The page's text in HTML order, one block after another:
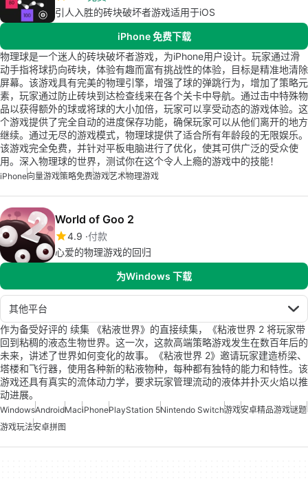
引人入胜的砖块破坏者游戏适用于iOS
iPhone 免费下载
物理球是一个迷人的砖块破坏者游戏，为iPhone用户设计。玩家通过滑
动手指将球扔向砖块，体验有趣而富有挑战性的体验，目标是精准地清除
屏幕。该游戏具有完美的物理引擎，增强了球的弹跳行为，增加了策略元
素，玩家通过防止砖块到达检查线来在各个关卡中导航。通过击中特殊物
品以获得额外的球或将球的大小加倍，玩家可以享受动态的游戏体验。这
个游戏提供了完全自动的进度保存功能，确保玩家可以从他们离开的地方
继续。通过无尽的游戏模式，物理球提供了适合所有年龄段的无限娱乐。
该游戏完全免费，并针对平板电脑进行了优化，使其可供广泛的受众使
用。深入物理球的世界，测试你在这个令人上瘾的游戏中的技能！
iPhone向量游戏策略免费游戏艺术物理游戏
World of Goo 2
4.9 付款
心爱的物理游戏的回归
为Windows 下载
其他平台
作为备受好评的 续集 《粘液世界》的直接续集，《粘液世界 2 将玩家带
回到粘稠的液态生物世界。这一次，这款高端策略游戏发生在数百年后的
未来，讲述了世界如何变化的故事。《粘液世界 2》邀请玩家建造桥梁、
塔楼和飞行器，使用各种新的粘液物种，每种都有独特的能力和特性。该
游戏还具有真实的流体动力学，要求玩家管理流动的液体并扑灭火焰以推
动进展。
WindowsAndroidMaciPhonePlayStation 5Nintendo Switch游戏安卓精品游戏谜题
游戏玩法安卓拼图